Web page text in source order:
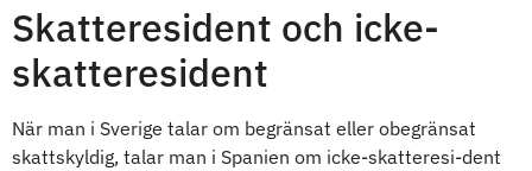
Skatteresident och icke-
skatteresident
När man i Sverige talar om begränsat eller obegränsat
skattskyldig, talar man i Spanien om icke-skatteresi-dent